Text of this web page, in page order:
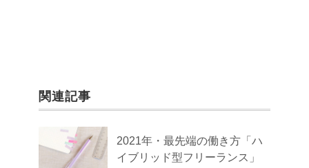
関連記事
2021年・最先端の働き方「ハ
イブリッド型フリーランス」